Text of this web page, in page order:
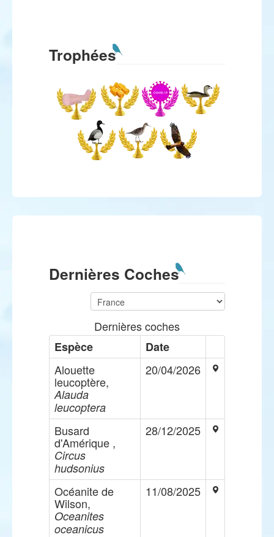
Trophées
Dernières Coches
Dernières coches
Espèce
Date
Alouette
leucoptère,
Alauda
leucoptera
20/04/2026
Busard
d'Amérique ,
Circus
hudsonius
28/12/2025
Océanite de
Wilson,
Oceanites
oceanicus
11/08/2025